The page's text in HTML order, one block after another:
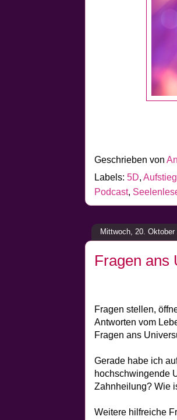
Geschrieben von
Labels: 5D, Aufstieg
Podcast,
Mittwoch, 20. Oktober
Fragen ans
Fragen stellen,
Antworten vom
Fragen ans
Gerade habe ich
hochschwingende
Zahnheilung? Wie
Weitere hilfreiche